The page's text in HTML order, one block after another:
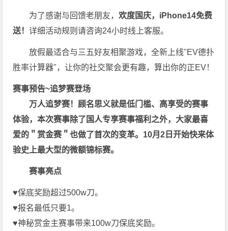
为了感谢与回馈老朋友，欢度国庆，iPhone14免费
送！详细活动规则请咨询24小时线上客服。
放假最适合与三五好友相聚游戏，全新上线"EV德扑
胜率计算器"，让你的社交聚会更有趣，算出你的正EV！
赛事预告~追梦赛登场
万人追梦赛！顾名思义就是低门槛、高享受的赛事
体验，本次赛事除了国人专享赛事福利之外，大家最喜
爱的＂赏金赛＂也做了首次的变革。10月2日开始快来体
验史上最大型的微额锦标赛。
赛事亮点
♥️保底奖励超过500w刀。
♥️报名最低只要1。
♥️神秘赏金主赛事带来100w刀保底奖励。